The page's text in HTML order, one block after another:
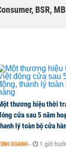
BSR,
từ kinh doanh
dẫn đầu nhóm tư
nghiệp, hộ
ép lên thủy sản
thương hiệu thời
cửa sau 5 năm
lý toàn bộ cửa
DOANH - 1 giờ